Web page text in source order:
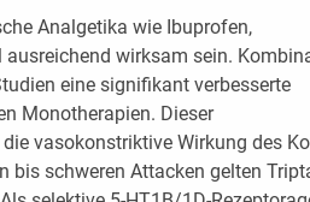
Analgetika wie Ibuprofen,
wirksam sein.
eine signifikant verbesserte
Monotherapien. Dieser
vasokonstriktive Wirkung des
bis schweren Attacken gelten